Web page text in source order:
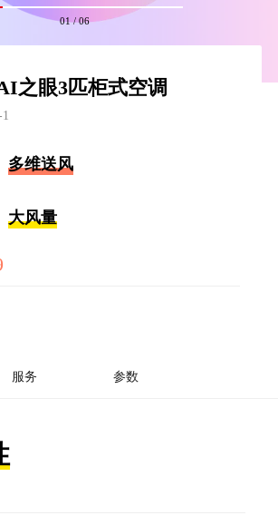
01/06
之眼3匹柜式空调
多维送风
大风量
服务 参数